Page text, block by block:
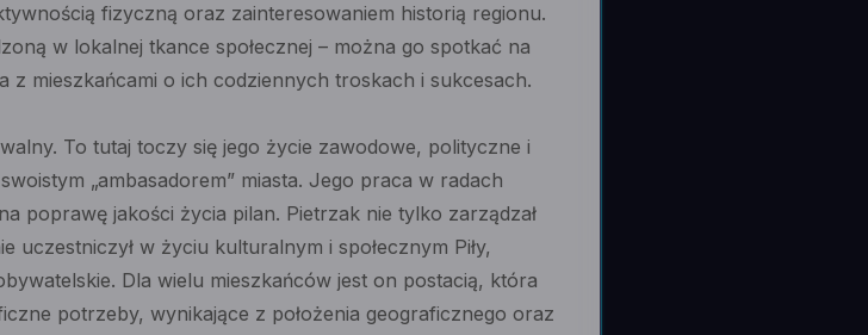
fizyczną oraz zainteresowaniem historią regionu.
w lokalnej tkance społecznej – można go spotkać na
z mieszkańcami o ich codziennych troskach i sukcesach.
To tutaj toczy się jego życie zawodowe, polityczne i
„ambasadorem” miasta. Jego praca w radach
poprawę jakości życia pilan. Pietrzak nie tylko zarządzał
w życiu kulturalnym i społecznym Piły,
Dla wielu mieszkańców jest on postacią, która
potrzeby, wynikające z położenia geograficznego oraz